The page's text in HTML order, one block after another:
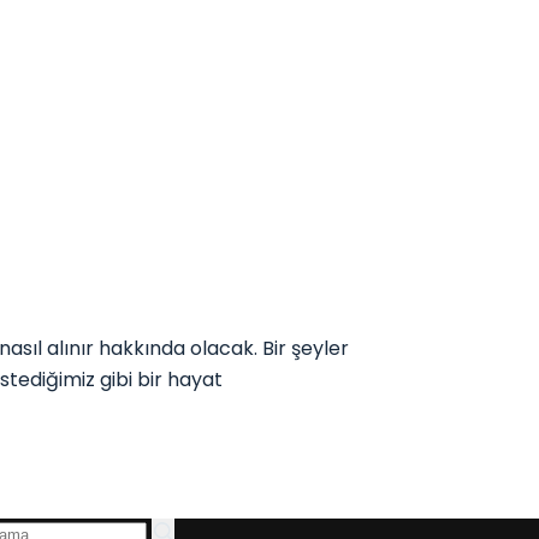
alınır hakkında olacak. Bir şeyler
gibi bir hayat